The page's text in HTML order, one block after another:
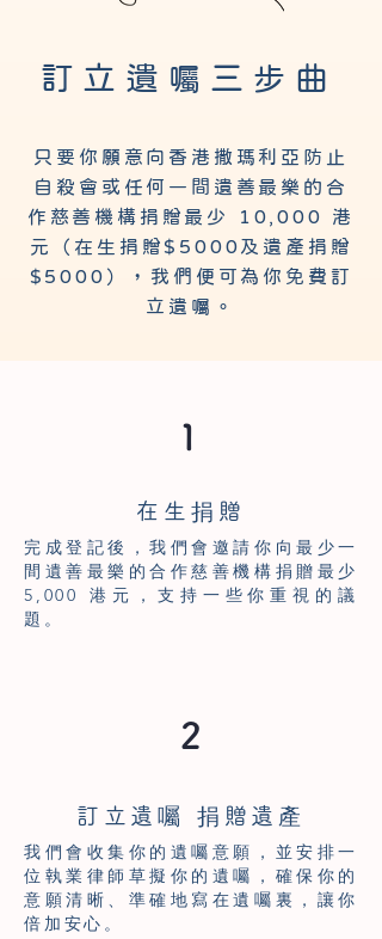
訂立遺 囑 三 步 曲
只要你願意向香港撒瑪利亞防止
自殺會或任何一間遺善最樂的合
作慈善機構捐贈最少 10,000 港
元（在生捐贈$5000及遺產捐贈
$5000），我們便可為你免費訂
立遺囑​​。
1
在生捐贈
完成登記後，我們會邀請你向最少一
間遺善最樂的合作慈善機構捐贈最少
5,000 港元，支持一些你重視的議
題。
2
訂立遺囑 捐贈遺產
我們會收集你的遺囑意願，並安排一
位執業律師草擬你的遺囑，確保你的
意願清晰、準確地寫在遺囑裏，讓你
倍加安心。